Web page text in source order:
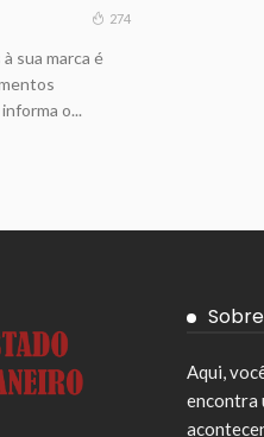
274
sua marca é
o...
Sobre
Aqui,
encontra